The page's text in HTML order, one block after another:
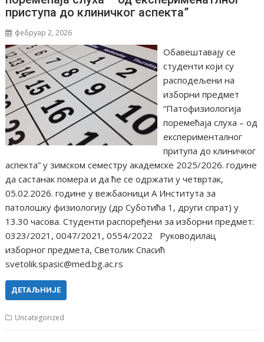
приступа до клиничког аспекта”
фебруар 2, 2026
Обавештавају се
студенти који су
расподељени на
изборни предмет
“Патофизиологија
поремећаја слуха – од
експерименталног
притупа до клиничког
аспекта” у зимском семестру академске 2025/2026. године
да састанак помера и да ће се одржати у четвртак,
05.02.2026. године у вежбаоници А Института за
патолошку физиологију (др Суботића 1, други спрат) у
13.30 часова. Студенти распоређени за изборни предмет:
0323/2021, 0047/2021, 0554/2022 Руководилац
изборног предмета, Светолик Спасић
svetolik.spasic@med.bg.ac.rs
ДЕТАЉНИЈЕ
Uncategorized